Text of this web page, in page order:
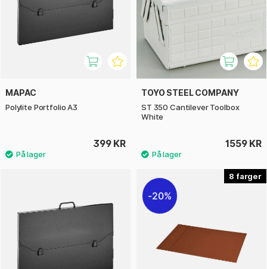
MAPAC
Polylite Portfolio A3
399 KR
TOYO STEEL COMPANY
ST 350 Cantilever Toolbox
White
1559 KR
8
20%